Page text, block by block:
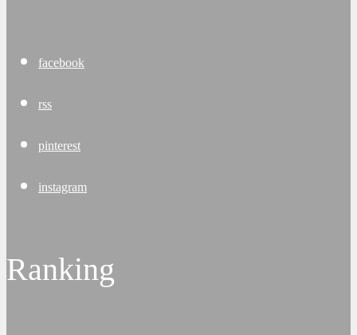
facebook
rss
pinterest
instagram
Ranking